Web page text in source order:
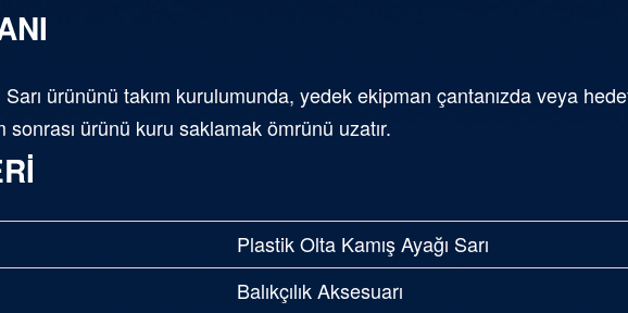
ürününü takım kurulumunda, yedek ekipman çantanızda veya hedef
sonrası ürünü kuru saklamak ömrünü uzatır.
Plastik Olta Kamış Ayağı Sarı
Balıkçılık Aksesuarı